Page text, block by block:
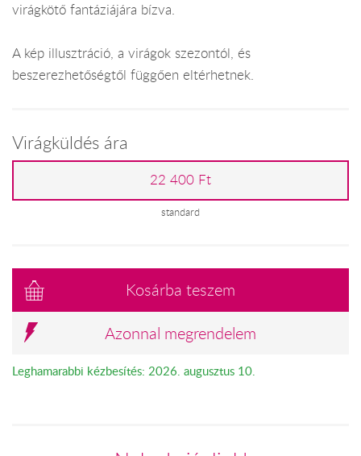
virágkötő fantáziájára bízva.
A kép illusztráció, a virágok szezontól, és
beszerezhetőségtől függően eltérhetnek.
Virágküldés ára
22 400 Ft
standard
Kosárba teszem
Azonnal megrendelem
Leghamarabbi kézbesítés: 2026. augusztus 10.